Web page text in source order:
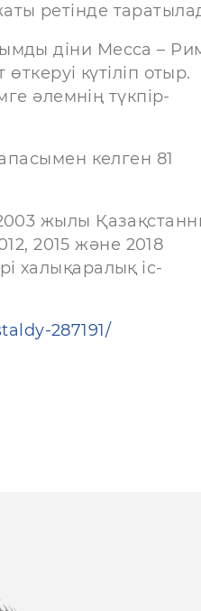
ретінде
діни Месса –
күтіліп отыр.
әлемнің түкпір-
келген 81
жылы
2015 және 2018
халықаралық іс-
287191/